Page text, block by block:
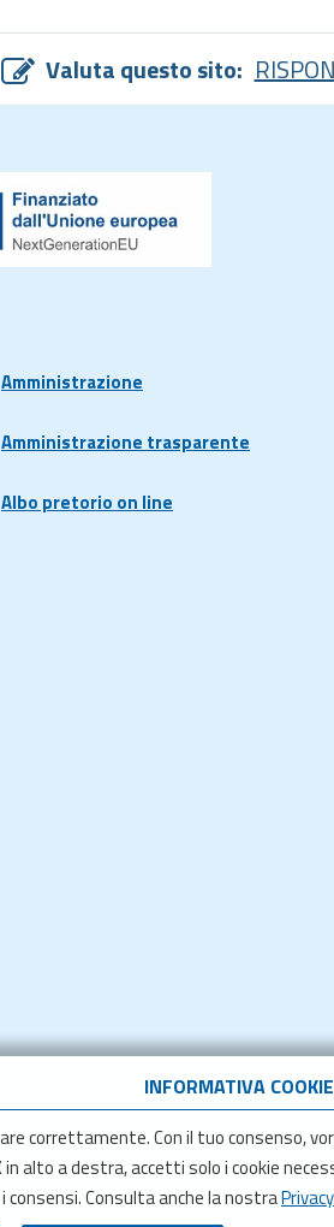
INFORMATIVA COOKIE
correttamente. Con il tuo consenso,
in alto a destra, accetti solo i cookie
consensi. Consulta anche la nostra
Valuta questo sito:
Amministrazione
Amministrazione trasparente
Albo pretorio on line